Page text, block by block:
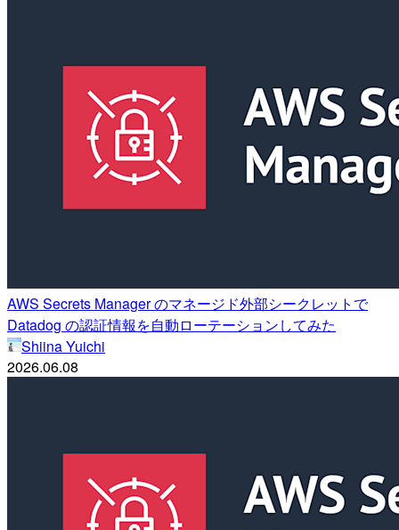
AWS Secrets Manager のマネージド外部シークレットで
Datadog の認証情報を自動ローテーションしてみた
Shiina Yuichi
2026.06.08